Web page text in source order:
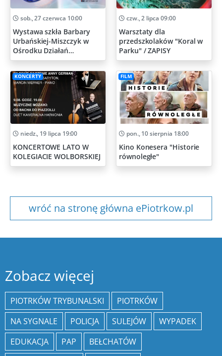
sob., 27 czerwca 10:00
Wystawa szkła Barbary
Urbańskiej-Miszczyk w
Ośrodku Działań
Artystycznych
czw., 2 lipca 09:00
Warsztaty dla
przedszkolaków "Koral w
Parku" / ZAPISY
KONCERTY
niedz., 19 lipca 19:00
KONCERTOWE LATO W
KOLEGIACIE WOLBORSKIEJ
FILM
pon., 10 sierpnia 18:00
Kino Konesera "Historie
równoległe"
wróć na stronę główna ePiotrkow.pl
Zobacz więcej
PIOTRKÓW TRYBUNALSKI
PIOTRKÓW
NA SYGNALE
POLICJA SULEJÓW
WYPADEK
EDUKACJA
PAP
BEŁCHATÓW